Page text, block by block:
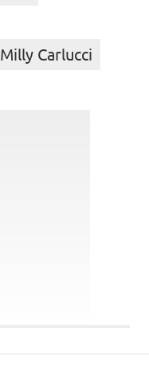
Milly Carlucci